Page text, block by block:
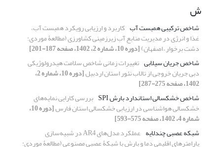
ش
شاخص ترکیبی همبست آب کاربرد و ارزیابی رویکرد همبست آب،
غذا و انرژی در مدیریت منابع آب زیرزمینی کشاورزی (مطالعۀ موردی:
دشت برخوار – اصفهان)[دوره 10، شماره 2، 1402، صفحه 187-201]
شاخص جریان سیلابی تغییرات زمانی شاخص سلامت هیدرولوژیکی
دبی جریان خروجی از تالاب نئور استان اردبیل [دوره 10، شماره 2،
1402، صفحه 275-287]
شاخص خشکسالی استاندارد بارش SPI
بررسی کارایی نمایه‌های
خشکسالی هواشناسی در ارزیابی خشکسالی استان فارس [دوره 10،
شماره 4، 1402، صفحه 575-593]
شبکه عصبی چندلایه
عملکرد مدل‌های AR4 در شبیه‌سازی
پارامترهای اقلیمی دما و بارش با شبکۀ عصبی مصنوعی (مطالعۀ موردی: